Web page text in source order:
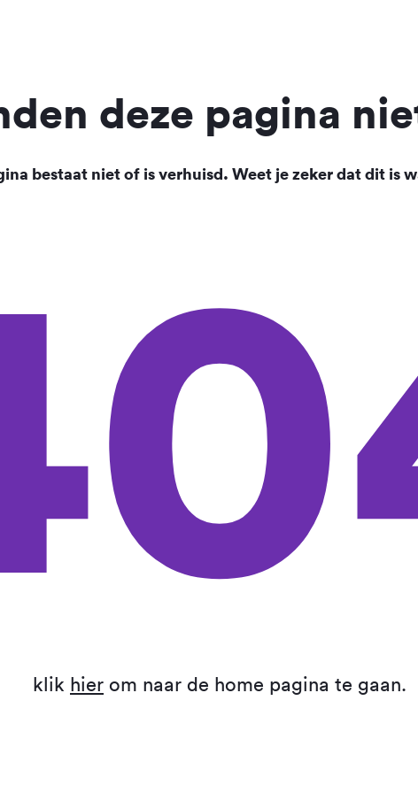
deze pagina
bestaat niet of is verhuisd. Weet je zeker dat dit is
klik hier om naar de home pagina te gaan.